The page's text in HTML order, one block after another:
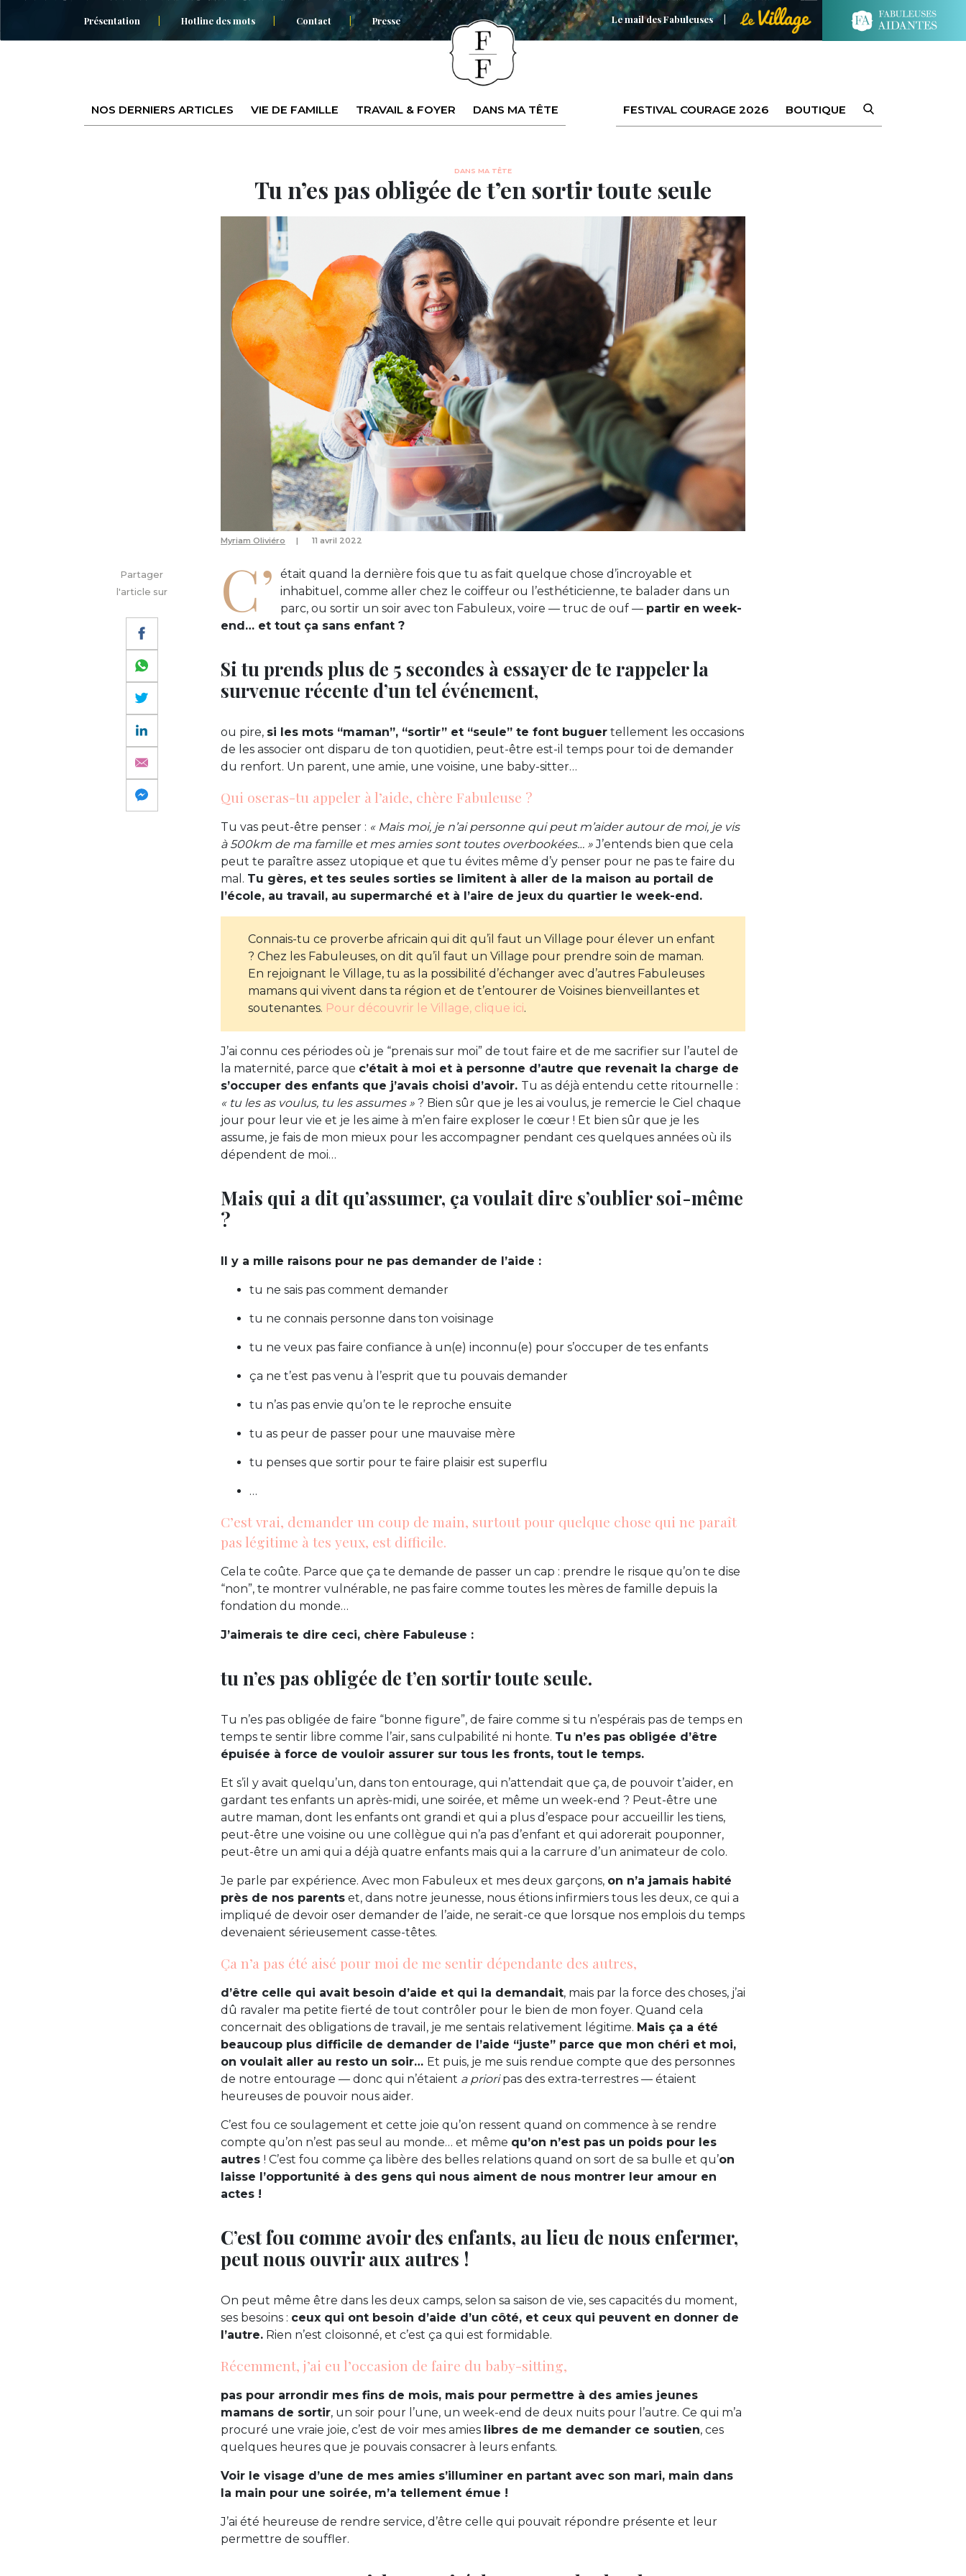
Présentation Hotline des mots Contact Presse Le mail des Fabuleuses
NOS DERNIERS ARTICLES VIE DE FAMILLE TRAVAIL & FOYER DANS MA TÊTE FESTIVAL COURAGE 2026 BOUTIQUE
DANS MA TÊTE
Tu n’es pas obligée de t’en sortir toute seule
Myriam Oliviéro 11 avril 2022
Partager
l'article sur
C’
était quand la dernière fois que tu as fait quelque chose d’incroyable et
inhabituel, comme aller chez le coiffeur ou l’esthéticienne, te balader dans un
parc, ou sortir un soir avec ton Fabuleux, voire — truc de ouf — partir en week-
end… et tout ça sans enfant ?
Si tu prends plus de 5 secondes à essayer de te rappeler la
survenue récente d’un tel événement,
ou pire, si les mots “maman”, “sortir” et “seule” te font buguer tellement les occasions
de les associer ont disparu de ton quotidien, peut-être est-il temps pour toi de demander
du renfort. Un parent, une amie, une voisine, une baby-sitter…
Qui oseras-tu appeler à l’aide, chère Fabuleuse ?
Tu vas peut-être penser : « Mais moi, je n’ai personne qui peut m’aider autour de moi, je vis
à 500km de ma famille et mes amies sont toutes overbookées… »J’entends bien que cela
peut te paraître assez utopique et que tu évites même d’y penser pour ne pas te faire du
mal. Tu gères, et tes seules sorties se limitent à aller de la maison au portail de
l’école, au travail, au supermarché et à l’aire de jeux du quartier le week-end.
Connais-tu ce proverbe africain qui dit qu’il faut un Village pour élever un enfant
? Chez les Fabuleuses, on dit qu’il faut un Village pour prendre soin de maman.
En rejoignant le Village, tu as la possibilité d’échanger avec d’autres Fabuleuses
mamans qui vivent dans ta région et de t’entourer de Voisines bienveillantes et
soutenantes. Pour découvrir le Village, clique ici.
J’ai connu ces périodes où je “prenais sur moi” de tout faire et de me sacrifier sur l’autel de
la maternité, parce que c’était à moi et à personne d’autre que revenait la charge de
s’occuper des enfants que j’avais choisi d’avoir. Tu as déjà entendu cette ritournelle :
« tu les as voulus, tu les assumes » ? Bien sûr que je les ai voulus, je remercie le Ciel chaque
jour pour leur vie et je les aime à m’en faire exploser le cœur ! Et bien sûr que je les
assume, je fais de mon mieux pour les accompagner pendant ces quelques années où ils
dépendent de moi…
Mais qui a dit qu’assumer, ça voulait dire s’oublier soi-même
?
Il y a mille raisons pour ne pas demander de l’aide :
tu ne sais pas comment demander
tu ne connais personne dans ton voisinage
tu ne veux pas faire confiance à un(e) inconnu(e) pour s’occuper de tes enfants
ça ne t’est pas venu à l’esprit que tu pouvais demander
tu n’as pas envie qu’on te le reproche ensuite
tu as peur de passer pour une mauvaise mère
tu penses que sortir pour te faire plaisir est superflu
…
C’est vrai, demander un coup de main, surtout pour quelque chose qui ne paraît
pas légitime à tes yeux, est difficile.
Cela te coûte. Parce que ça te demande de passer un cap : prendre le risque qu’on te dise
“non”, te montrer vulnérable, ne pas faire comme toutes les mères de famille depuis la
fondation du monde…
J’aimerais te dire ceci, chère Fabuleuse :
tu n’es pas obligée de t’en sortir toute seule.
Tu n’es pas obligée de faire “bonne figure”, de faire comme si tu n’espérais pas de temps en
temps te sentir libre comme l’air, sans culpabilité ni honte. Tu n’es pas obligée d’être
épuisée à force de vouloir assurer sur tous les fronts, tout le temps.
Et s’il y avait quelqu’un, dans ton entourage, qui n’attendait que ça, de pouvoir t’aider, en
gardant tes enfants un après-midi, une soirée, et même un week-end ? Peut-être une
autre maman, dont les enfants ont grandi et qui a plus d’espace pour accueillir les tiens,
peut-être une voisine ou une collègue qui n’a pas d’enfant et qui adorerait pouponner,
peut-être un ami qui a déjà quatre enfants mais qui a la carrure d’un animateur de colo.
Je parle par expérience. Avec mon Fabuleux et mes deux garçons, on n’a jamais habité
près de nos parents et, dans notre jeunesse, nous étions infirmiers tous les deux, ce qui a
impliqué de devoir oser demander de l’aide, ne serait-ce que lorsque nos emplois du temps
devenaient sérieusement casse-têtes.
Ça n’a pas été aisé pour moi de me sentir dépendante des autres,
d’être celle qui avait besoin d’aide et qui la demandait, mais par la force des choses, j’ai
dû ravaler ma petite fierté de tout contrôler pour le bien de mon foyer. Quand cela
concernait des obligations de travail, je me sentais relativement légitime. Mais ça a été
beaucoup plus difficile de demander de l’aide “juste” parce que mon chéri et moi,
on voulait aller au resto un soir… Et puis, je me suis rendue compte que des personnes
de notre entourage — donc qui n’étaient a prioripas des extra-terrestres — étaient
heureuses de pouvoir nous aider.
C’est fou ce soulagement et cette joie qu’on ressent quand on commence à se rendre
compte qu’on n’est pas seul au monde… et même qu’on n’est pas un poids pour les
autres ! C’est fou comme ça libère des belles relations quand on sort de sa bulle et qu’on
laisse l’opportunité à des gens qui nous aiment de nous montrer leur amour en
actes !
C’est fou comme avoir des enfants, au lieu de nous enfermer,
peut nous ouvrir aux autres !
On peut même être dans les deux camps, selon sa saison de vie, ses capacités du moment,
ses besoins : ceux qui ont besoin d’aide d’un côté, et ceux qui peuvent en donner de
l’autre. Rien n’est cloisonné, et c’est ça qui est formidable.
Récemment, j’ai eu l’occasion de faire du baby-sitting,
pas pour arrondir mes fins de mois, mais pour permettre à des amies jeunes
mamans de sortir, un soir pour l’une, un week-end de deux nuits pour l’autre. Ce qui m’a
procuré une vraie joie, c’est de voir mes amies libres de me demander ce soutien, ces
quelques heures que je pouvais consacrer à leurs enfants.
Voir le visage d’une de mes amies s’illuminer en partant avec son mari, main dans
la main pour une soirée, m’a tellement émue !
J’ai été heureuse de rendre service, d’être celle qui pouvait répondre présente et leur
permettre de souffler.